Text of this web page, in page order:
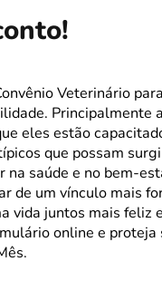
Veterinário
Principalmente
eles estão
que possam
saúde e no bem-
de um vínculo mais
vida juntos mais feliz
online e proteja